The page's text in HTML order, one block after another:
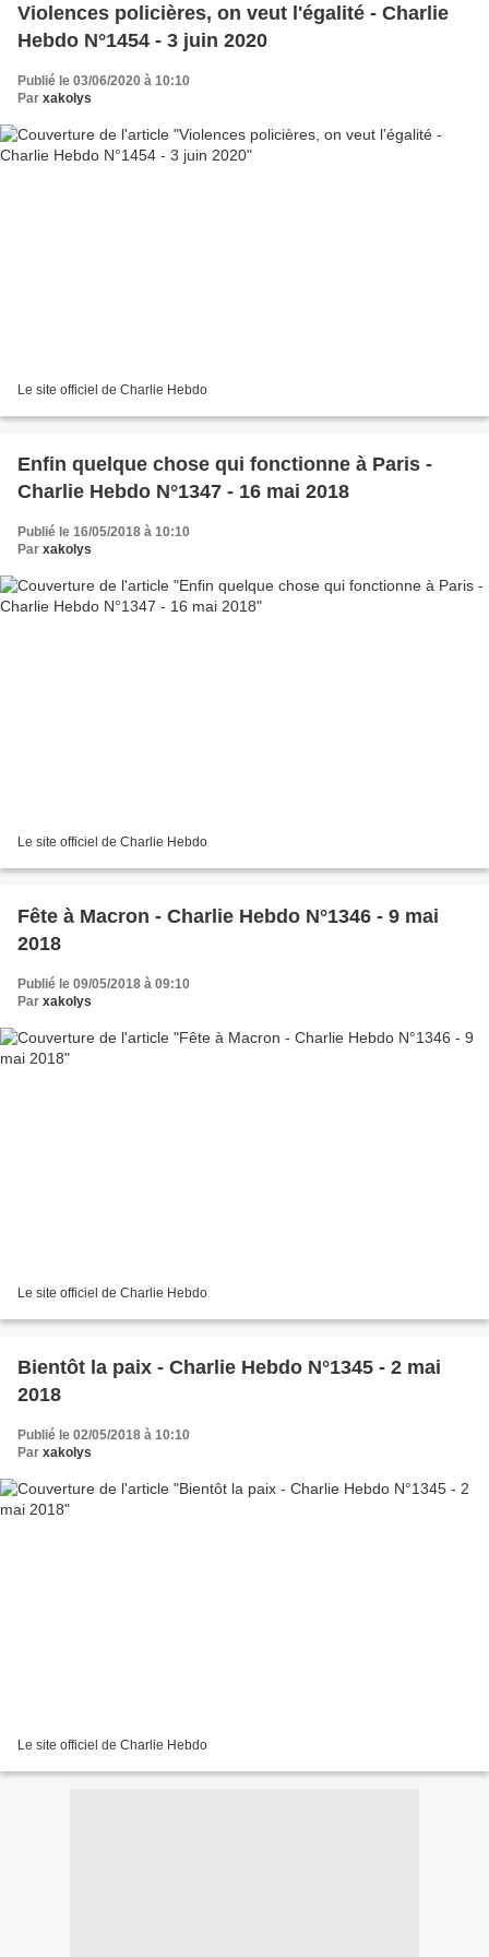
Violences policières, on veut l'égalité - Charlie
Hebdo N°1454 - 3 juin 2020
Publié le 03/06/2020 à 10:10
Par xakolys
Le site officiel de Charlie Hebdo
Enfin quelque chose qui fonctionne à Paris -
Charlie Hebdo N°1347 - 16 mai 2018
Publié le 16/05/2018 à 10:10
Par xakolys
Le site officiel de Charlie Hebdo
Fête à Macron - Charlie Hebdo N°1346 - 9 mai
2018
Publié le 09/05/2018 à 09:10
Par xakolys
Le site officiel de Charlie Hebdo
Bientôt la paix - Charlie Hebdo N°1345 - 2 mai
2018
Publié le 02/05/2018 à 10:10
Par xakolys
Le site officiel de Charlie Hebdo